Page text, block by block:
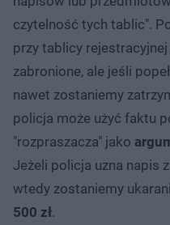
czytelność tych tablic".
przy tablicy
zabronione, ale jeśli
nawet zostaniemy
policja może użyć faktu
"rozpraszacza" jako
Jeżeli policja uzna napis
wtedy zostaniemy
500 zł.